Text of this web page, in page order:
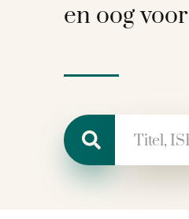
en oog
Zoeken naar: